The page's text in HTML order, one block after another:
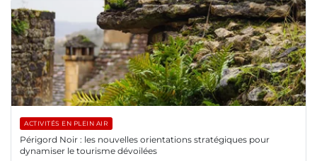
ACTIVITÉS EN PLEIN AIR
Périgord Noir : les nouvelles orientations stratégiques pour
dynamiser le tourisme dévoilées